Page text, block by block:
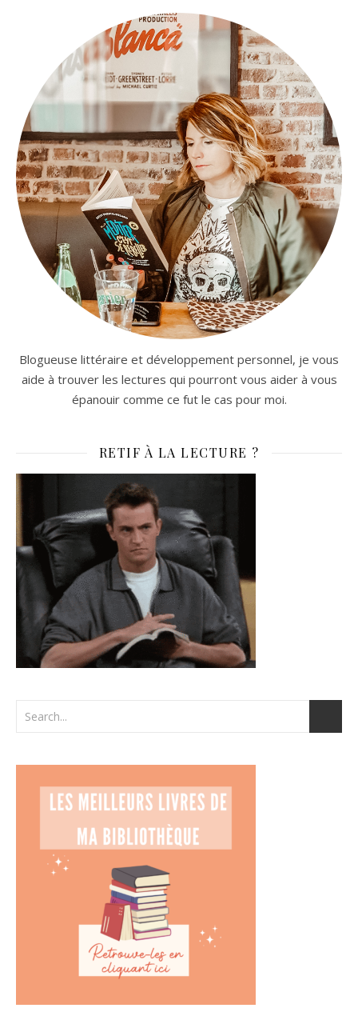
Blogueuse littéraire et développement personnel, je vous
aide à trouver les lectures qui pourront vous aider à vous
épanouir comme ce fut le cas pour moi.
RETIF À LA LECTURE ?